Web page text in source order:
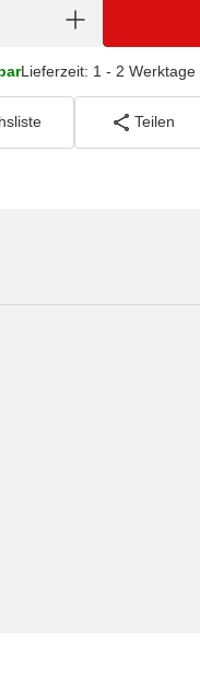
Lieferzeit: 1 - 2 Werktage
Teilen